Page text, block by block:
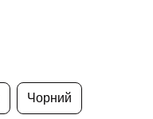
Чорний